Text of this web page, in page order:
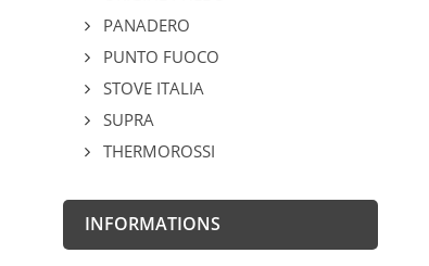
PANADERO
PUNTO FUOCO
STOVE ITALIA
SUPRA
THERMOROSSI
INFORMATIONS